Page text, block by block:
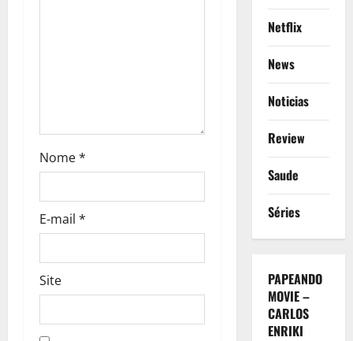
Nome*
E-mail *
Site
Netflix
News
Noticias
Review
Saude
Séries
PAPEANDO
MOVIE –
CARLOS
ENRIKI